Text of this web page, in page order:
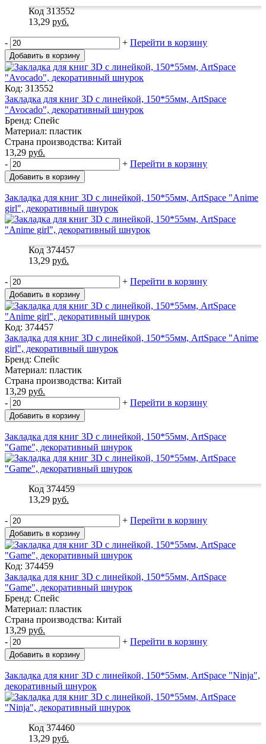
Код 313552
13,29 руб.
- + Перейти в корзину
Добавить в корзину
Код: 313552
Закладка для книг 3D с линейкой, 150*55мм, ArtSpace
"Avocado", декоративный шнурок
Бренд: Спейс
Материал: пластик
Страна производства: Китай
13,29 руб.
-
+ Перейти в корзину
Добавить в корзину
Закладка для книг 3D с линейкой, 150*55мм, ArtSpace "Anime
girl", декоративный шнурок
Код 374457
13,29 руб.
- + Перейти в корзину
Добавить в корзину
Код: 374457
Закладка для книг 3D с линейкой, 150*55мм, ArtSpace "Anime
girl", декоративный шнурок
Бренд: Спейс
Материал: пластик
Страна производства: Китай
13,29 руб.
-
+ Перейти в корзину
Добавить в корзину
Закладка для книг 3D с линейкой, 150*55мм, ArtSpace
"Game", декоративный шнурок
Код 374459
13,29 руб.
- + Перейти в корзину
Добавить в корзину
Код: 374459
Закладка для книг 3D с линейкой, 150*55мм, ArtSpace
"Game", декоративный шнурок
Бренд: Спейс
Материал: пластик
Страна производства: Китай
13,29 руб.
-
+ Перейти в корзину
Добавить в корзину
Закладка для книг 3D с линейкой, 150*55мм, ArtSpace "Ninja",
декоративный шнурок
Код 374460
13,29 руб.